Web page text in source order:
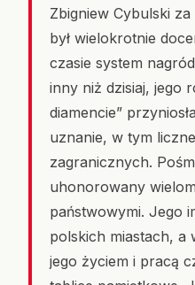
Zbigniew Cybulski
był wielokrotnie
czasie system
inny niż dzisiaj, jego
diamencie”
uznanie, w tym
zagranicznych.
uhonorowany
państwowymi. Jego
polskich miastach, a
jego życiem i pracą